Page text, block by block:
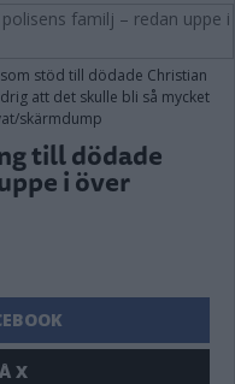
stöd till dödade Christian
att det skulle bli så mycket
skärmdump
till dödade
i över
X